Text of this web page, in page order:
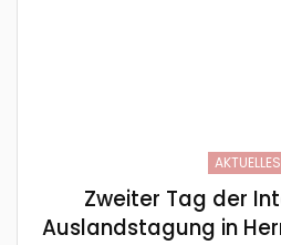
AKTUELLES
Zweiter Tag der
Auslandstagung in